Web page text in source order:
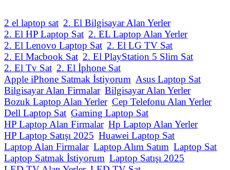
2 el laptop sat 2. El Bilgisayar Alan Yerler
2. El HP Laptop Sat 2. EL Laptop Alan Yerler
2. El Lenovo Laptop Sat 2. El LG TV Sat
2. El Macbook Sat 2. El PlayStation 5 Slim Sat
2. El Tv Sat 2. El İphone Sat
Apple iPhone Satmak İstiyorum Asus Laptop Sat
Bilgisayar Alan Firmalar Bilgisayar Alan Yerler
Bozuk Laptop Alan Yerler Cep Telefonu Alan Yerler
Dell Laptop Sat Gaming Laptop Sat
HP Laptop Alan Firmalar Hp Laptop Alan Yerler
HP Laptop Satışı 2025 Huawei Laptop Sat
Laptop Alan Firmalar Laptop Alım Satım Laptop Sat
Laptop Satmak İstiyorum Laptop Satışı 2025